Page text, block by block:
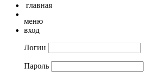
главная
меню
вход
Логин
Пароль